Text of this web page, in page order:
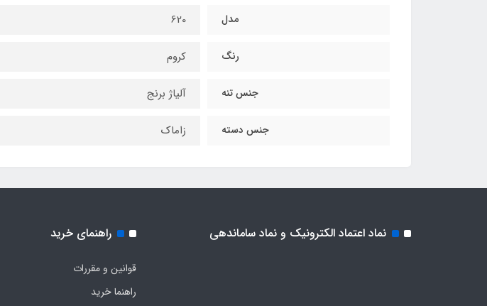
مدل 620
رنگ کروم
جنس تنه آلیاژ برنج
جنس دسته زاماک
نماد اعتماد الکترونیک و نماد ساماندهی راهنمای خرید
قوانین و مقررات
راهنما خرید